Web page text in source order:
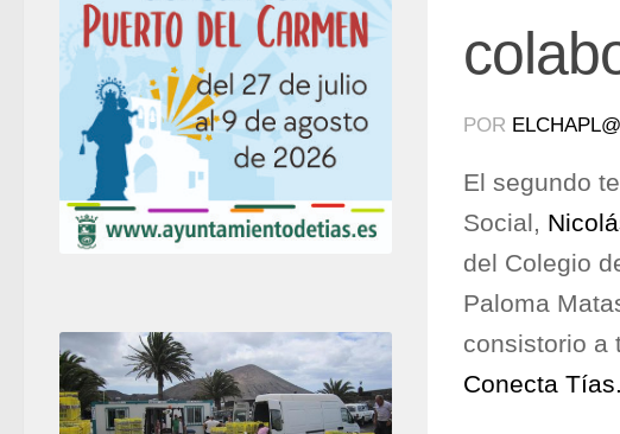
POR
El segundo
Social,
del Colegio
Paloma
consistorio a
Conecta Tías.